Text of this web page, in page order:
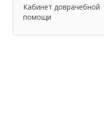
Кабинет доврачебной
помощи